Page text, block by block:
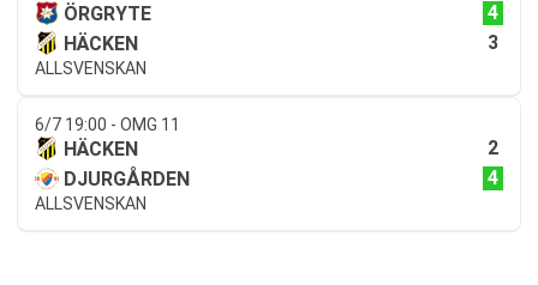
ÖRGRYTE
4
HÄCKEN
3
ALLSVENSKAN
6/7 19:00 - OMG 11
HÄCKEN
2
DJURGÅRDEN
4
ALLSVENSKAN